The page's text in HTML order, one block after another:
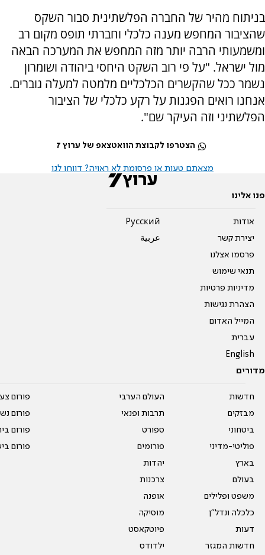
בניתוח מהיר של החברה הפלשתינית סבור השקס
שהציבור המחפש מענה כלכלי וחברתי תופס מקום רב
ומשמעותי הרבה יותר מזה המחפש את המערכה הבאה
מול ישראל. "על פי רוב השקט היחסי ביהודה ושומרון
נשמר ככל שהקשרים הכלכליים מלמטה למעלה גוברים.
אנחנו רואים הפגנות על רקע כלכלי של הציבור
הפלשתיני וזה העיקר שם".
הצטרפו לקבוצת הוואטצאפ של ערוץ 7
מצאתם טעות או פרסומת לא ראויה? דווחו לנו
פנו אלינו
אודות
יצירת קשר
פרסמו אצלנו
תנאי שימוש
מדיניות פרטיות
הצהרת נגישות
המייל האדום
עברית
English
Pусский
عربية
מדורים
חדשות
מבזקים
ביטחוני
פוליטי-מדיני
בארץ
בעולם
משפט ופלילים
כלכלה ונדל"ן
דעות
חדשות המגזר
העולם הערבי
תרבות ופנאי
ספורט
פורומים
יהדות
צרכנות
אופנה
מוסיקה
פיוטקאסט
ילדודס
פורום
פורום
פורום
פורום